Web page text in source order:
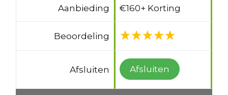
Aanbieding €160+ Korting
Beoordeling
Afsluiten Afsluiten